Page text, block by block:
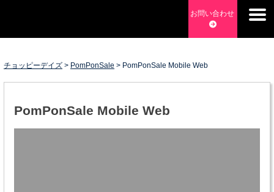
content
チョッピーデイズ
EC事業支援・ゼロから軌道にのせる実績あります・ EC事業
支援・ECサイト立ち上げ・Webマーケティング・SEO・ホー
お問い合わせ
チョッピーデイズ > PomPonSale > PomPonSale Mobile Web
PomPonSale Mobile Web